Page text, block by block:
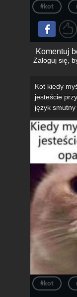
#kot
Komentuj
Zaloguj się,
Kot kiedy
jesteście
język smutny
#kot